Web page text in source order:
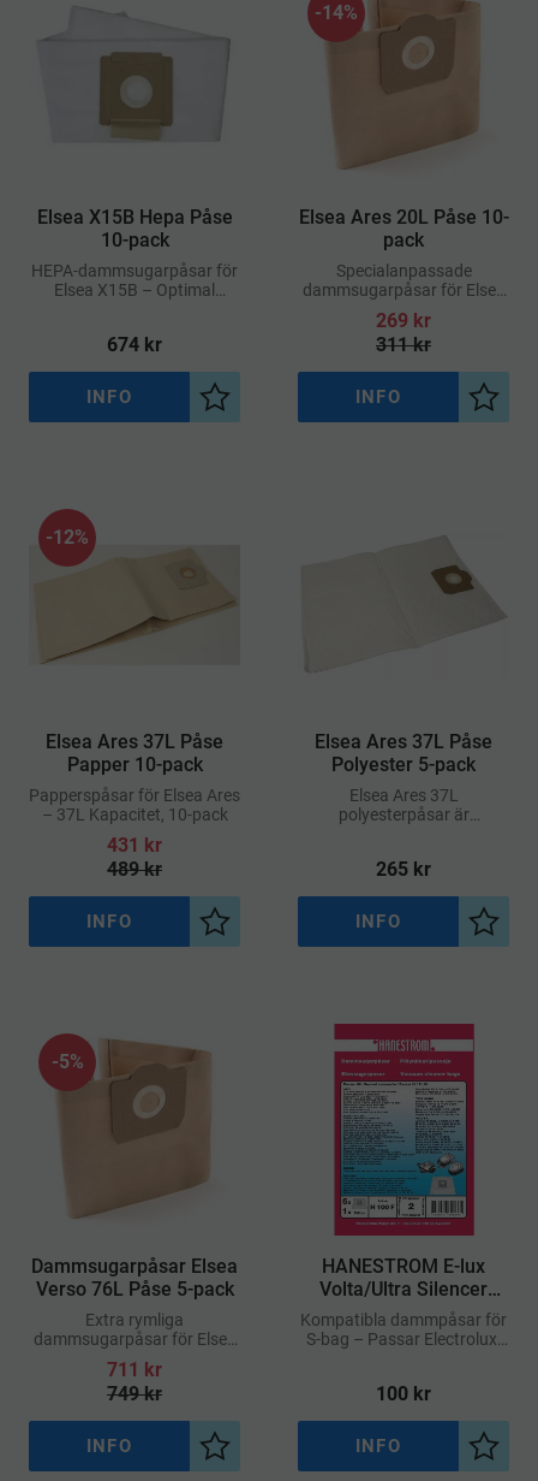
​Elsea X15B Hepa Påse
10-pack
HEPA-dammsugarpåsar för
Elsea X15B – Optimal
674 kr
Lägg till i önskelista
INFO
​Elsea Ares 20L Påse 10-
pack
Specialanpassade
dammsugarpåsar för Elsea
Ares 20L
269 kr
311kr
14%
Lägg
INFO
​Elsea Ares 37L Påse
Papper 10-pack
Papperspåsar för Elsea Ares
– 37L Kapacitet, 10-pack
431 kr
489kr
12%
Lägg till i önskelista
INFO
​Elsea Ares 37L Påse
Polyester 5-pack
Elsea Ares 37L
polyesterpåsar är
smuts i professionella
265 kr
Lägg
INFO
Dammsugarpåsar Elsea
Verso 76L Påse 5-pack
Extra rymliga
dammsugarpåsar för Elsea
Verso – 76 liters kapacitet
711 kr
749kr
5%
Lägg till i önskelista
INFO
​HANESTROM E-lux
Volta/Ultra Silencer
Dammpåsar 5-p
Kompatibla dammpåsar för
S-bag – Passar Electrolux,
100 kr
Lägg
INFO